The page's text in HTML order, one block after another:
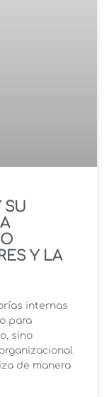
SU
Y LA
internas
para
sino
de manera